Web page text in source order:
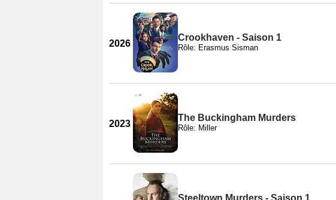
2026
Crookhaven - Saison 1
Rôle: Erasmus Sisman
2023
The Buckingham Murders
Rôle: Miller
Steeltown Murders - Saison 1